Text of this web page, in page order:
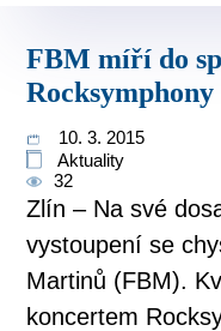
FBM míří do sportovní haly. S
Rocksymphony
10. 3. 2015
Aktuality
32
Zlín – Na své
vystoupení se
Martinů (FBM).
koncertem